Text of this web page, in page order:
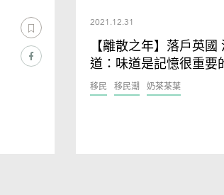
2021.12.31
【離散之年】落戶英
道：味道是記憶很重要
移民 移民潮 奶茶茶葉